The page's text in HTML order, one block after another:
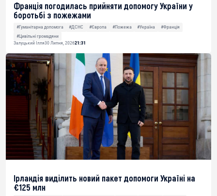
Франція погодилась прийняти допомогу України у
боротьбі з пожежами
#Гуманітарна допомога #ДСНС #Європа #Пожежа #Україна
#Франція
#Цивільні громадяни
Залуцький Ілля30 Липня, 202621:31
Ірландія виділить новий пакет допомоги Україні на
€125 млн